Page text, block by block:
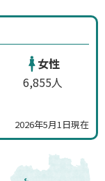
女性
6,855人
2026年5月1日現在